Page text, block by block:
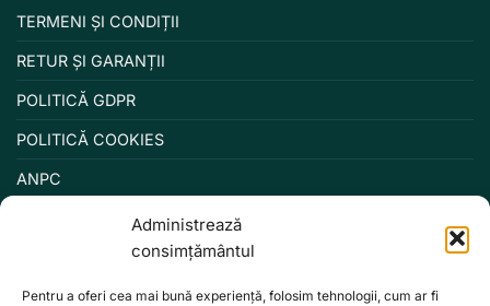
Administrează
consimțământul
Pentru a oferi cea mai bună experiență, folosim tehnologii, cum ar fi
TERMENI ȘI CONDIȚII
RETUR ȘI GARANȚII
POLITICĂ GDPR
POLITICĂ COOKIES
ANPC